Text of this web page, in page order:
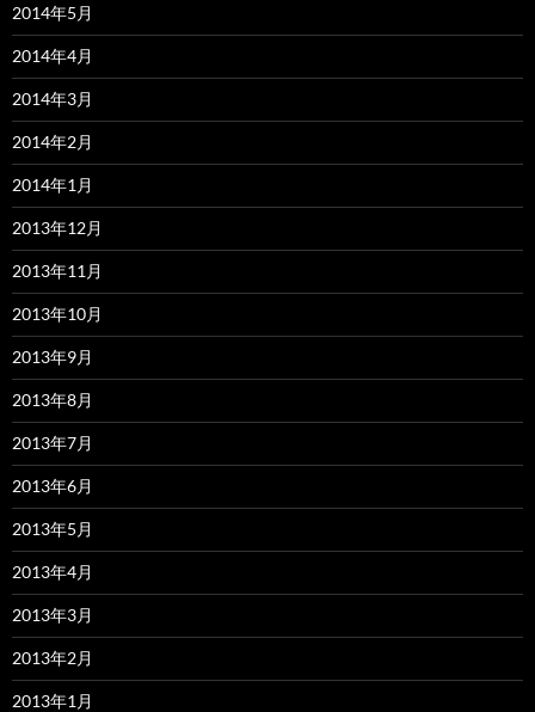
2014年5月
2014年4月
2014年3月
2014年2月
2014年1月
2013年12月
2013年11月
2013年10月
2013年9月
2013年8月
2013年7月
2013年6月
2013年5月
2013年4月
2013年3月
2013年2月
2013年1月